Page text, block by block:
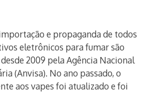
e propaganda de todos
eletrônicos para fumar são
2009 pela Agência Nacional
(Anvisa). No ano passado, o
aos vapes foi atualizado e foi